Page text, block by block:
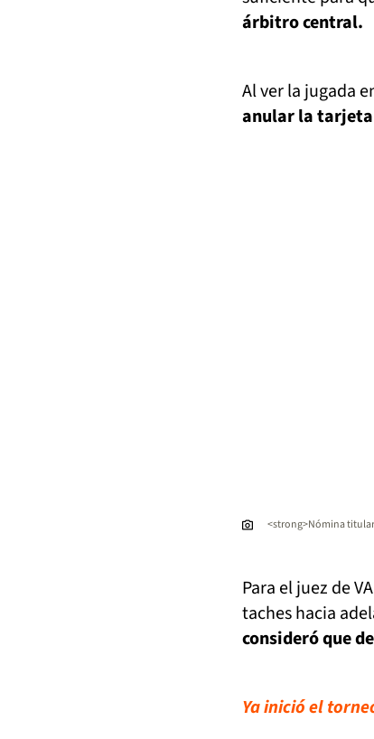
árbitro central.
Al ver la jugada
anular la
<strong>Nómina titular
Para el juez de
taches hacia
consideró que
Ya inició el